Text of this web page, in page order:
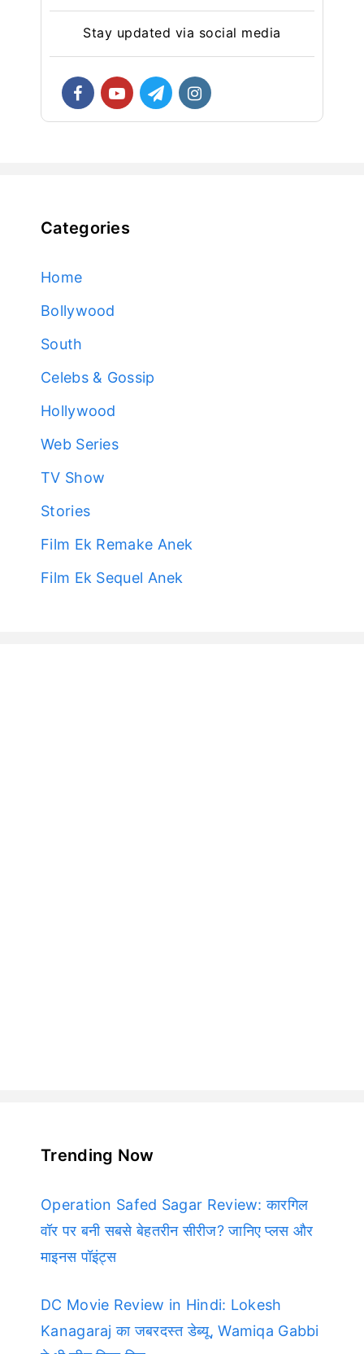
Stay updated via social media
Categories
Home
Bollywood
South
Celebs & Gossip
Hollywood
Web Series
TV Show
Stories
Film Ek Remake Anek
Film Ek Sequel Anek
Trending Now
Operation Safed Sagar Review: कारगिल
वॉर पर बनी सबसे बेहतरीन सीरीज? जानिए प्लस और
माइनस पॉइंट्स
DC Movie Review in Hindi: Lokesh
Kanagaraj का जबरदस्त डेब्यू, Wamiqa Gabbi